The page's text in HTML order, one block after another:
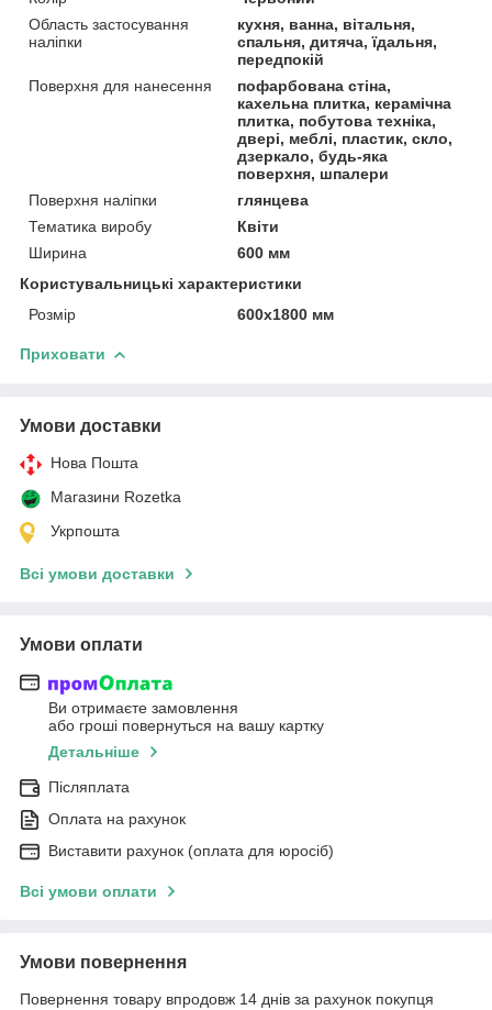
Область застосування
наліпки
кухня, ванна, вітальня,
спальня, дитяча, їдальня,
передпокій
Поверхня для нанесення
пофарбована стіна,
кахельна плитка, керамічна
плитка, побутова техніка,
двері, меблі, пластик, скло,
дзеркало, будь-яка
поверхня, шпалери
Поверхня наліпки
глянцева
Тематика виробу
Квіти
Ширина
600 мм
Користувальницькі характеристики
Розмір
600х1800 мм
Приховати
Умови доставки
Нова Пошта
Магазини Rozetka
Укрпошта
Всі умови доставки
Умови оплати
Ви отримаєте замовлення
або гроші повернуться на вашу картку
Детальніше
Післяплата
Оплата на рахунок
Виставити рахунок (оплата для юросіб)
Всі умови оплати
Умови повернення
Повернення товару впродовж 14 днів за рахунок покупця